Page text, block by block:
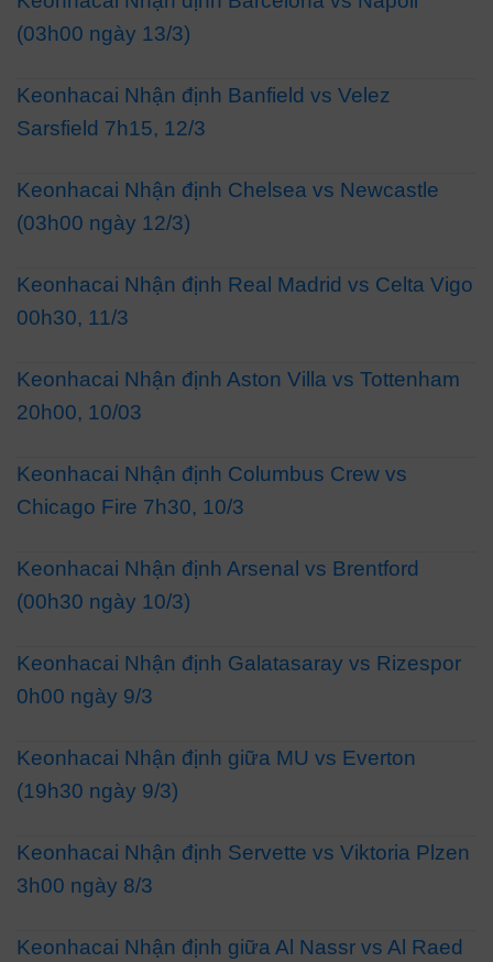
(03h00 ngày 13/3)
Keonhacai Nhận định Banfield vs Velez
Sarsfield 7h15, 12/3
Keonhacai Nhận định Chelsea vs Newcastle
(03h00 ngày 12/3)
Keonhacai Nhận định Real Madrid vs Celta Vigo
00h30, 11/3
Keonhacai Nhận định Aston Villa vs Tottenham
20h00, 10/03
Keonhacai Nhận định Columbus Crew vs
Chicago Fire 7h30, 10/3
Keonhacai Nhận định Arsenal vs Brentford
(00h30 ngày 10/3)
Keonhacai Nhận định Galatasaray vs Rizespor
0h00 ngày 9/3
Keonhacai Nhận định giữa MU vs Everton
(19h30 ngày 9/3)
Keonhacai Nhận định Servette vs Viktoria Plzen
3h00 ngày 8/3
Keonhacai Nhận định giữa Al Nassr vs Al Raed